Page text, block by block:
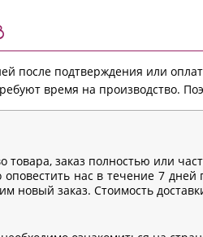
после подтверждения или
время на производство.
товара, заказ полностью или
нас в течение 7
новый заказ. Стоимость